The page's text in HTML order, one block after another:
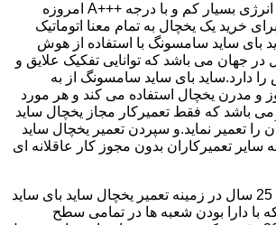
سامسونگ با مصرف انرژی بسیار کم و با درجه +++A امروزه
خرید یک یخچال به تمام معنا اتوماتیک
بای ساید سامسونگ با استفاده از هوش
جهان می باشد که توانایی تفکیک علایق و
دارد.ساید بای ساید سامسونگ از به
و مدرن یخچال استفاده می کند و هر مورد
می باشد که فقط تعمیرکار مجاز یخچال ساید
را تعمیر نماید.و سپردن تعمیر یخچال ساید
تعمیرکاران بدون مجوز کار عاقلانه ای
دردشت دارای سابقه 25 سال در زمینه تعمیر یخچال ساید بای ساید
با دارا بودن شعبه ها در تمامی سطح